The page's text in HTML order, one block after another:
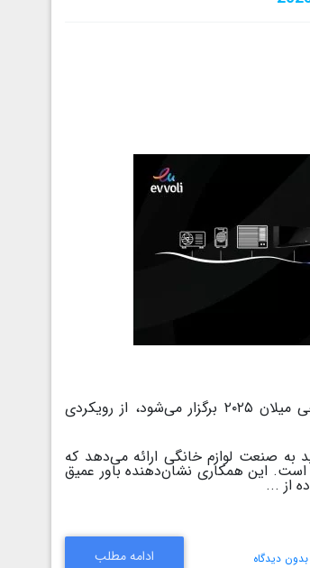
که در هفته طراحی میلان ۲۰۲۵ برگزار می‌شود، از رویکردی
به صنعت لوازم خانگی ارائه می‌دهد که
است. این همکاری نشان‌دهنده باور عمیق
از ...
بدون دیدگاه ادامه مطلب